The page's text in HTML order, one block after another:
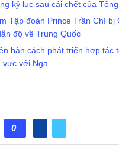
kỷ lục sau cái chết của
Tập đoàn Prince Trần Chí bị
độ về Trung Quốc
bàn cách phát triển hợp tác
vực với Nga
0